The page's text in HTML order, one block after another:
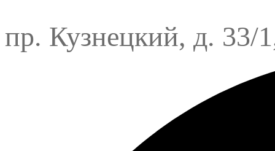
пр. Кузнецкий, д. 33/